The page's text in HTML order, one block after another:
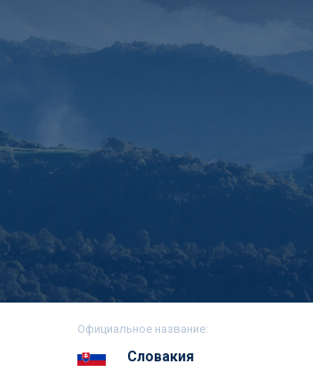
Официальное название:
Словакия